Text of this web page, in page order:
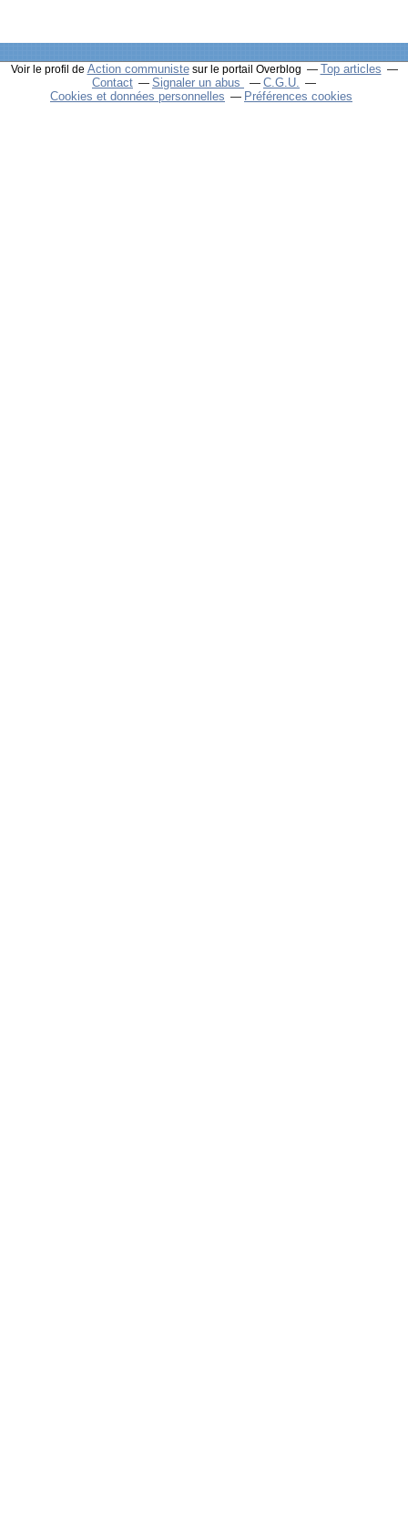
Voir le profil de Action communistesur le portail Overblog
Top articles
Contact
Signaler un abus
C.G.U.
Cookies et données personnelles
Préférences cookies